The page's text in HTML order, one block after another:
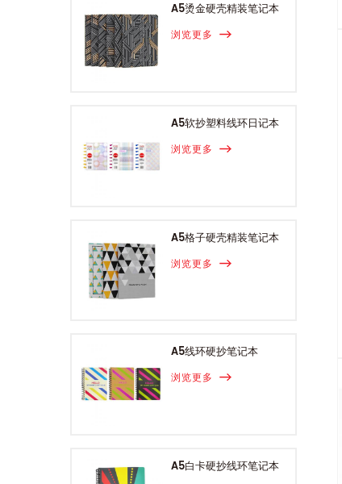
A5烫金硬壳精装笔记本
浏览更多
A5软抄塑料线环日记本
浏览更多
A5格子硬壳精装笔记本
浏览更多
A5线环硬抄笔记本
浏览更多
A5白卡硬抄线环笔记本